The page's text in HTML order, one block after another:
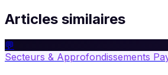
Articles similaires
💬
Secteurs & Approfondissements